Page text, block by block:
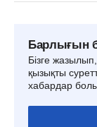
Барлығын
Бізге
қызықты
хабардар